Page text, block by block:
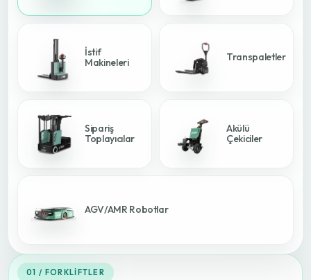
01 / FORKLIFTLER
İstif
Makineleri
Transpaletler
Sipariş
Toplayıcılar
Akülü
Çekiciler
AGV/AMR Robotlar